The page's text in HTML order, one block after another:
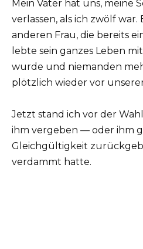
Mein Vater hat uns, meine
verlassen, als ich zwölf
anderen Frau, die bereits
lebte sein ganzes Leben
wurde und niemanden
plötzlich wieder vor
Jetzt stand ich vor der
ihm vergeben — oder ihm
Gleichgültigkeit
verdammt hatte.